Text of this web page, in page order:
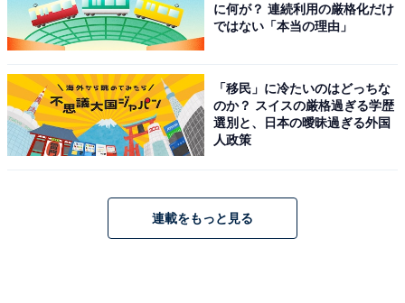
に何が？ 連続利用の厳格化だけ
ではない「本当の理由」
「移民」に冷たいのはどっちな
のか？ スイスの厳格過ぎる学歴
選別と、日本の曖昧過ぎる外国
人政策
連載をもっと見る